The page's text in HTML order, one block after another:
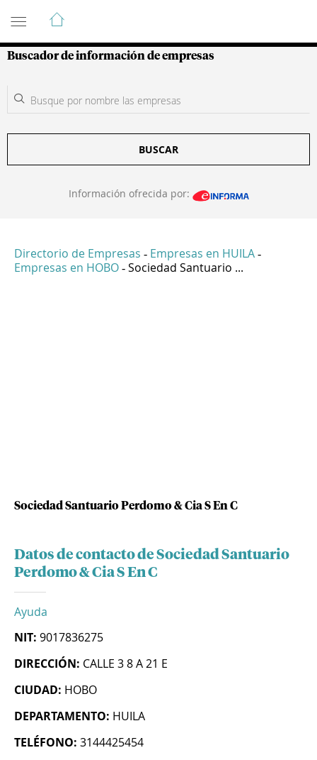
Guía de Empresas Colombianas
Buscador de información de empresas
BUSCAR
Información ofrecida por:
Directorio de Empresas - Empresas en HUILA -
Empresas en HOBO - Sociedad Santuario ...
Sociedad Santuario Perdomo & Cia S En C
Datos de contacto de Sociedad Santuario
Perdomo & Cia S En C
Ayuda
NIT: 9017836275
DIRECCIÓN: CALLE 3 8 A 21 E
CIUDAD: HOBO
DEPARTAMENTO: HUILA
TELÉFONO: 3144425454